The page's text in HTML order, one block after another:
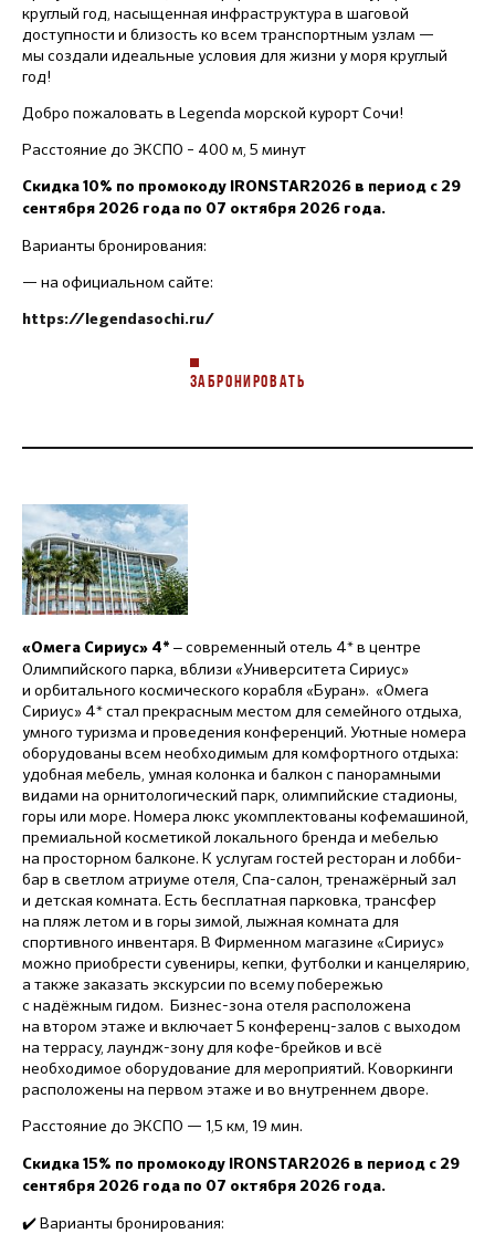
круглый год, насыщенная инфраструктура в шаговой
доступности и близость ко всем транспортным узлам —
мы создали идеальные условия для жизни у моря круглый
год!
Добро пожаловать в Legenda морской курорт Сочи!
Расстояние до ЭКСПО – 400 м, 5 минут
Скидка 10% по промокоду IRONSTAR2026 в период с 29
сентября 2026 года по 07 октября 2026 года.
Варианты бронирования:
— на официальном сайте:
https://legendasochi.ru/
ЗАБРОНИРОВАТЬ
«Омега Сириус» 4* ‒ современный отель 4* в центре
Олимпийского парка, вблизи «Университета Сириус»
и орбитального космического корабля «Буран». «Омега
Сириус» 4* стал прекрасным местом для семейного отдыха,
умного туризма и проведения конференций. Уютные номера
оборудованы всем необходимым для комфортного отдыха:
удобная мебель, умная колонка и балкон с панорамными
видами на орнитологический парк, олимпийские стадионы,
горы или море. Номера люкс укомплектованы кофемашиной,
премиальной косметикой локального бренда и мебелью
на просторном балконе. К услугам гостей ресторан и лобби-
бар в светлом атриуме отеля, Спа-салон, тренажёрный зал
и детская комната. Есть бесплатная парковка, трансфер
на пляж летом и в горы зимой, лыжная комната для
спортивного инвентаря. В Фирменном магазине «Сириус»
можно приобрести сувениры, кепки, футболки и канцелярию,
а также заказать экскурсии по всему побережью
с надёжным гидом. Бизнес-зона отеля расположена
на втором этаже и включает 5 конференц-залов с выходом
на террасу, лаундж-зону для кофе-брейков и всё
необходимое оборудование для мероприятий. Коворкинги
расположены на первом этаже и во внутреннем дворе.
Расстояние до ЭКСПО — 1,5 км, 19 мин.
Скидка 15% по промокоду IRONSTAR2026 в период с 29
сентября 2026 года по 07 октября 2026 года.
✔️ Варианты бронирования: